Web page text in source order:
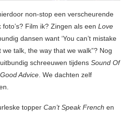
non-stop een verscheurende
Film ik? Zingen als een Love
dansen want ‘You can’t mistake
talk, the way that we walk”? Nog
schreeuwen tijdens Sound Of
Advice . We dachten zelf
topper Can’t Speak French en